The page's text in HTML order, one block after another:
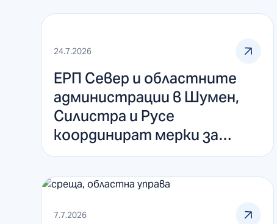
24.7.2026
ЕРП Север и областните
администрации в Шумен,
Силистра и Русе
координират мерки за
предотвратяване на
аварии
7.7.2026